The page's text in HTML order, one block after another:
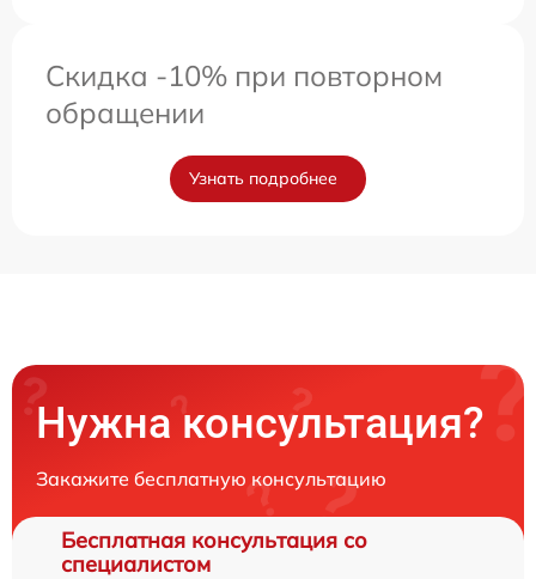
Скидка -10% при повторном
обращении
Узнать подробнее
Нужна консультация?
Закажите бесплатную консультацию
Бесплатная консультация со
специалистом